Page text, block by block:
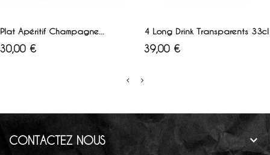
Plat Apéritif Champagne...
Prix
30,00 €
4 Long Drink Transparents 33cl
Prix
39,00 €
CONTACTEZ NOUS 